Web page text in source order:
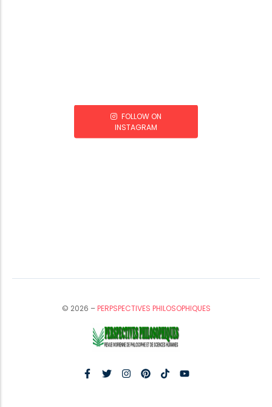
FOLLOW ON
INSTAGRAM
© 2026 –PERPSPECTIVES PHILOSOPHIQUES